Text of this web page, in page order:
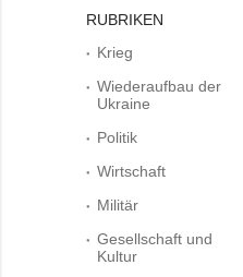
RUBRIKEN
Krieg
Wiederaufbau der
Ukraine
Politik
Wirtschaft
Militär
Gesellschaft und
Kultur